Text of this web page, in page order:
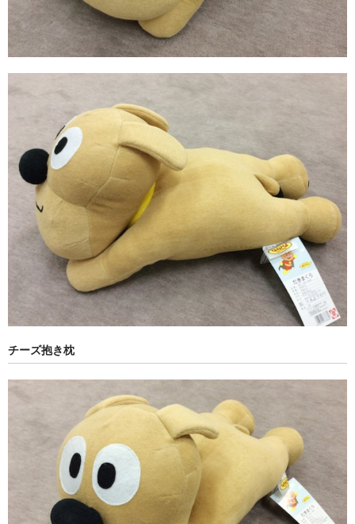
チーズ抱き枕